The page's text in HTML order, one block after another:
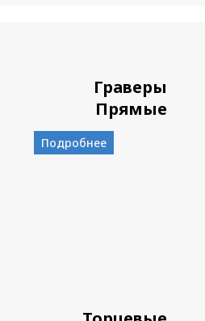
Граверы
Прямые
Подробнее